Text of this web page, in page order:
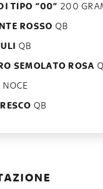
TIPO “00” 200
ROSSO QB
QB
SEMOLATO ROSA
NOCE
QB